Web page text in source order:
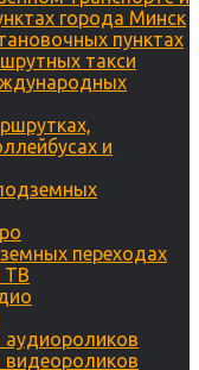
города Минск
пунктах
такси
и
переходах
ТВ